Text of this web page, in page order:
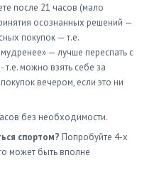
после 21 часов (мало
осознанных решений —
покупок — т.е.
— лучше переспать с
можно взять себе за
вечером, если это ни
без необходимости.
спортом? Попробуйте 4-х
может быть вполне